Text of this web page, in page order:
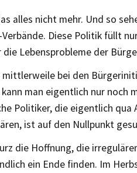
alles nicht mehr. Und so
Diese Politik füllt
Lebensprobleme der
bei den
man eigentlich nur noch
Politiker, die eigentlich
ist auf den Nullpunkt
die Hoffnung, die
ein Ende finden. Im